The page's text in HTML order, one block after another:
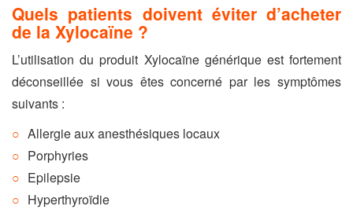
Quels patients doivent éviter d’acheter
de la Xylocaïne ?
L’utilisation du produit Xylocaïne générique est fortement
déconseillée si vous êtes concerné par les symptômes
suivants :
Allergie aux anesthésiques locaux
Porphyries
Epilepsie
Hyperthyroïdie